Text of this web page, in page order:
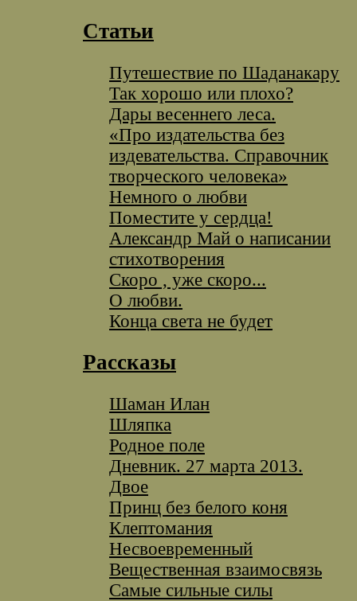
Статьи
Путешествие по Шаданакару
Так хорошо или плохо?
Дары весеннего леса.
«Про издательства без
издевательства. Справочник
творческого человека»
Немного о любви
Поместите у сердца!
Александр Май о написании
стихотворения
Скоро , уже скоро...
О любви.
Конца света не будет
Рассказы
Шаман Илан
Шляпка
Родное поле
Дневник. 27 марта 2013.
Двое
Принц без белого коня
Клептомания
Несвоевременный
Вещественная взаимосвязь
Самые сильные силы